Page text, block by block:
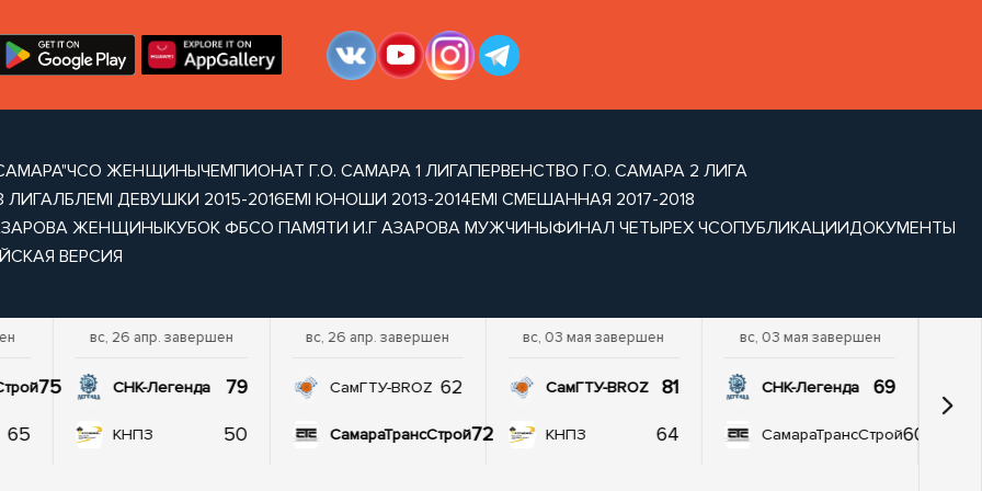
ЧСО ЖЕНЩИНЫЧЕМПИОНАТ Г.О. САМАРА 1 ЛИГАПЕРВЕНСТВО Г.О. САМАРА 2 ЛИГА
ЛИГАЛБЛEMI ДЕВУШКИ 2015-2016EMI ЮНОШИ 2013-2014EMI СМЕШАННАЯ 2017-2018
ЖЕНЩИНЫКУБОК ФБСО ПАМЯТИ И.Г АЗАРОВА МУЖЧИНЫФИНАЛ ЧЕТЫРЕХ ЧСОПУБЛИКАЦИИДОКУМЕНТЫ
ВЕРСИЯ
75
65
вс, 26 апр. завершен
СНК-Легенда 79
КНПЗ 50
вс, 26 апр. завершен
СамГТУ-BROZ 62
СамараТрансСтрой72
вс, 03 мая завершен
СамГТУ-BROZ 81
КНПЗ 64
вс, 03 мая завершен
СНК-Легенда 69
СамараТрансСтрой60